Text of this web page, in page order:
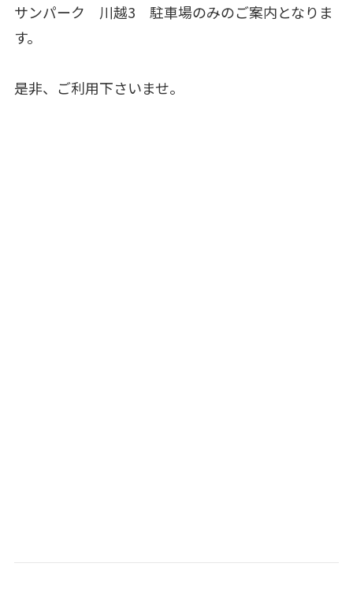
サンパーク 川越3 駐車場のみのご案内となりま
す。
是非、ご利用下さいませ。